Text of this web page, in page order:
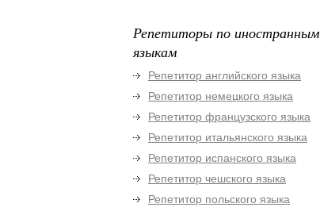
Репетиторы по иностранным
языкам
Репетитор английского языка
Репетитор немецкого языка
Репетитор французского языка
Репетитор итальянского языка
Репетитор испанского языка
Репетитор чешского языка
Репетитор польского языка